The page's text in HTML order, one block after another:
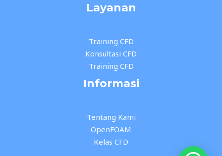
Layanan
Training CFD
Konsultasi CFD
Training CFD
Informasi
Tentang Kami
OpenFOAM
Kelas CFD